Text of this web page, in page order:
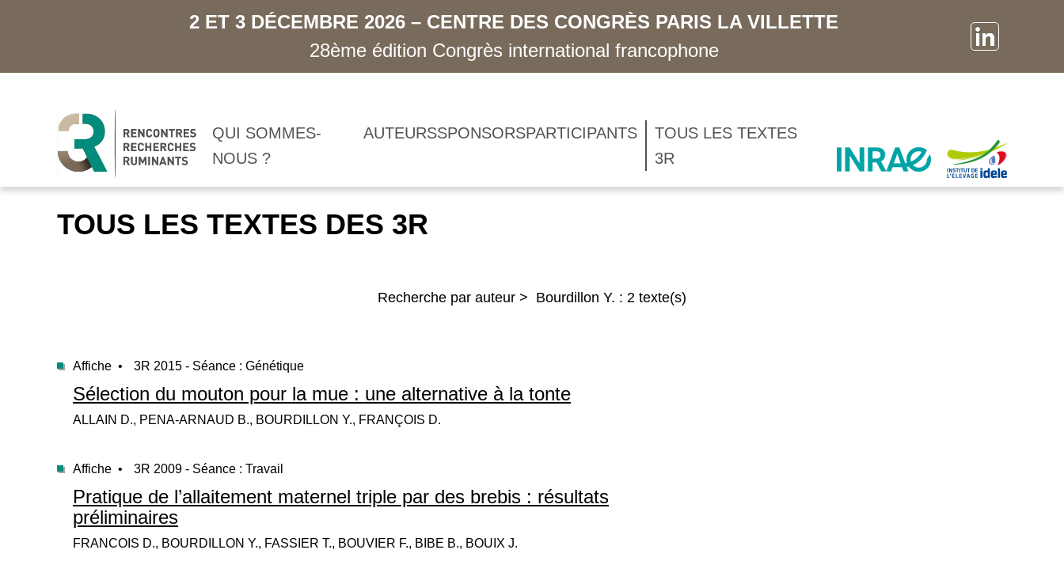
2 ET 3 DÉCEMBRE 2026 – CENTRE DES CONGRÈS PARIS LA VILLETTE
28ème édition Congrès international francophone
QUI SOMMES-
NOUS ?
AUTEURSSPONSORSPARTICIPANTS
TOUS LES TEXTES
3R
TOUS LES TEXTES DES 3R
Recherche par auteur > Bourdillon Y. : 2 texte(s)
Affiche • 3R 2015 - Séance : Génétique
Sélection du mouton pour la mue : une alternative à la tonte
ALLAIN D., PENA-ARNAUD B., BOURDILLON Y., FRANÇOIS D.
Affiche • 3R 2009 - Séance : Travail
Pratique de l’allaitement maternel triple par des brebis : résultats
préliminaires
FRANCOIS D., BOURDILLON Y., FASSIER T., BOUVIER F., BIBE B., BOUIX J.